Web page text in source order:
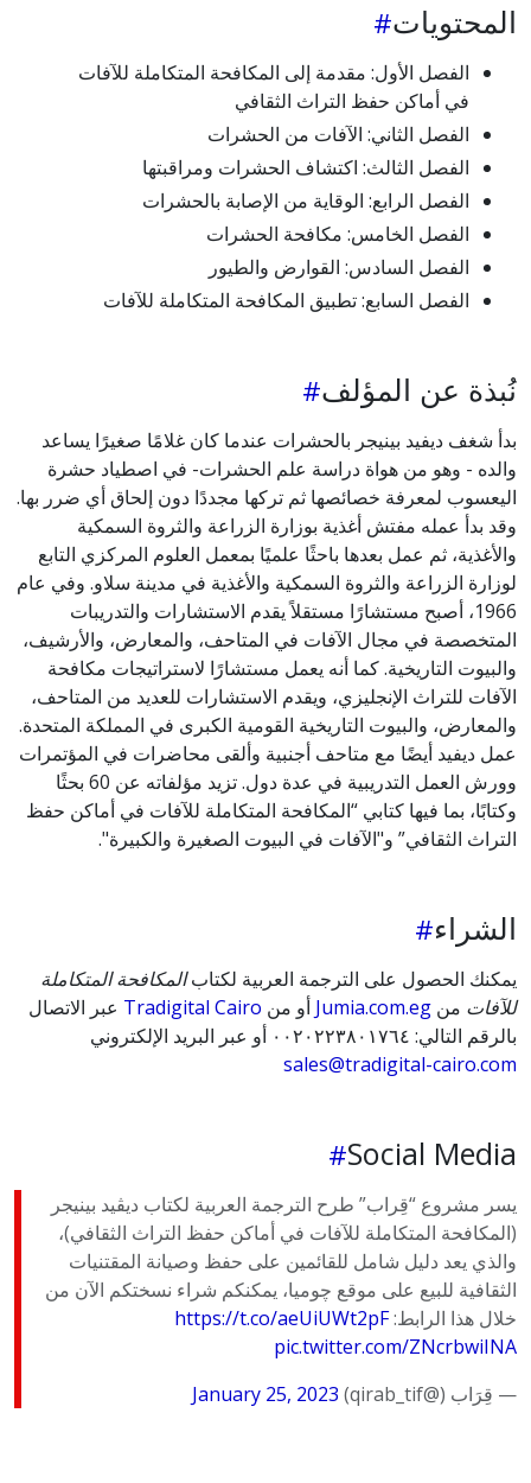
المحتويات
الفصل الأول: مقدمة إلى المكافحة المتكاملة للآفات
في أماكن حفظ التراث الثقافي
الفصل الثاني: الآفات من الحشرات
الفصل الثالث: اكتشاف الحشرات ومراقبتها
الفصل الرابع: الوقاية من الإصابة بالحشرات
الفصل الخامس: مكافحة الحشرات
الفصل السادس: القوارض والطيور
الفصل السابع: تطبيق المكافحة المتكاملة للآفات
نُبذة عن المؤلف
بدأ شغف ديفيد بينيجر بالحشرات عندما كان غلامًا صغيرًا يساعد
والده - وهو من هواة دراسة علم الحشرات- في اصطياد حشرة
اليعسوب لمعرفة خصائصها ثم تركها مجددًا دون إلحاق أي ضرر بها.
وقد بدأ عمله مفتش أغذية بوزارة الزراعة والثروة السمكية
والأغذية، ثم عمل بعدها باحثًا علميًا بمعمل العلوم المركزي التابع
لوزارة الزراعة والثروة السمكية والأغذية في مدينة سلاو. وفي عام
1966، أصبح مستشارًا مستقلاً يقدم الاستشارات والتدريبات
المتخصصة في مجال الآفات في المتاحف، والمعارض، والأرشيف،
والبيوت التاريخية. كما أنه يعمل مستشارًا لاستراتيجات مكافحة
الآفات للتراث الإنجليزي، ويقدم الاستشارات للعديد من المتاحف،
والمعارض، والبيوت التاريخية القومية الكبرى في المملكة المتحدة.
عمل ديفيد أيضًا مع متاحف أجنبية وألقى محاضرات في المؤتمرات
وورش العمل التدريبية في عدة دول. تزيد مؤلفاته عن 60 بحثًا
وكتابًا، بما فيها كتابي “المكافحة المتكاملة للآفات في أماكن حفظ
التراث الثقافي” و"الآفات في البيوت الصغيرة والكبيرة".
الشراء
يمكنك الحصول على الترجمة العربية لكتابالمكافحة المتكاملة
للآفات من Jumia.com.eg أو من Tradigital Cairo عبر الاتصال
بالرقم التالي: ٠٠٢٠٢٢٣٨٠١٧٦٤ أو عبر البريد الإلكتروني
sales@tradigital-cairo.com
Social Media
يسر مشروع “قِراب” طرح الترجمة العربية لكتاب ديڤيد بينيجر
(المكافحة المتكاملة للآفات في أماكن حفظ التراث الثقافي)،
والذي يعد دليل شامل للقائمين على حفظ وصيانة المقتنيات
الثقافية للبيع على موقع چوميا، يمكنكم شراء نسختكم الآن من
خلال هذا الرابط:https://t.co/aeUiUWt2pF
pic.twitter.com/ZNcrbwiINA
— قِرَاب (@qirab_tif)
January 25, 2023